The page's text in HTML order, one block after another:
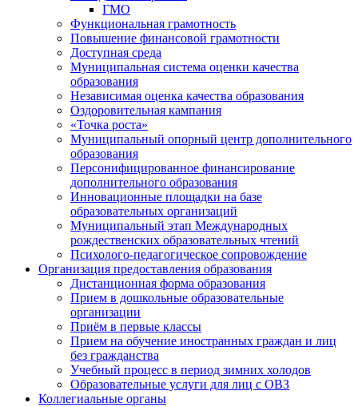
ГМО
Функциональная грамотность
Повышение финансовой грамотности
Доступная среда
Муниципальная система оценки качества
образования
Независимая оценка качества образования
Оздоровительная кампания
«Точка роста»
Муниципальный опорный центр дополнительного
образования
Персонифицированное финансирование
дополнительного образования
Инновационные площадки на базе
образовательных организаций
Муниципальный этап Международных
рождественских образовательных чтений
Психолого-педагогическое сопровождение
Организация предоставления образования
Дистанционная форма образования
Прием в дошкольные образовательные
организации
Приём в первые классы
Прием на обучение иностранных граждан и лиц
без гражданства
Учебный процесс в период зимних холодов
Образовательные услуги для лиц с ОВЗ
Коллегиальные органы